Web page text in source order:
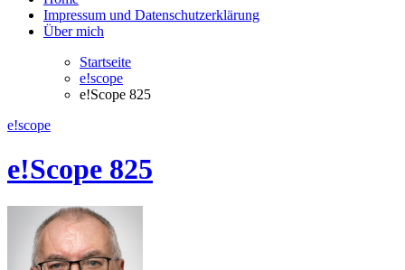
Impressum und Datenschutzerklärung
Über mich
Startseite
e!scope
e!Scope 825
e!scope
e!Scope 825